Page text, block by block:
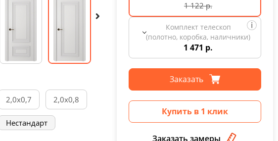
2,0х0,7 2,0х0,8
Нестандарт
1 122р.
Комплект телескоп
(полотно, коробка, наличники)
1 471 р.
Заказать
Купить в 1 клик
Заказать замеры